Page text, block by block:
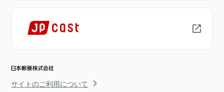
サイトのご利用について